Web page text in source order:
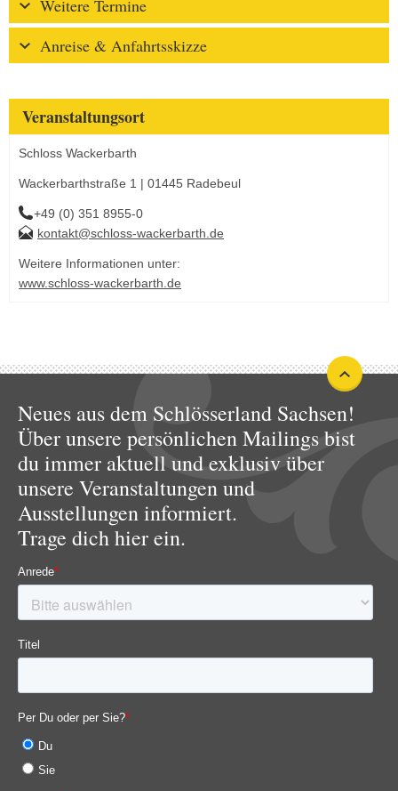
Weitere Termine
Anreise & Anfahrtsskizze
Veranstaltungsort
Schloss Wackerbarth
Wackerbarthstraße 1 | 01445 Radebeul
+49 (0) 351 8955-0
kontakt@schloss-wackerbarth.de
Weitere Informationen unter:
www.schloss-wackerbarth.de
Neues aus dem Schlösserland Sachsen!
Über unsere persönlichen Mailings bist
du immer aktuell und exklusiv über
unsere Veranstaltungen und
Ausstellungen informiert.
Trage dich hier ein.